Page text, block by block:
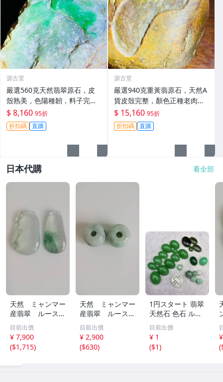
源古堂
嚴選560克天然翡翠原石，皮
殼熟美，色陽種韌，料子完
整，打燈更顯珍稀，空間寬闊
適合打造手鐲或掛件，絕佳收
藏選擇。 翡翠 翡翠原石 A貨翡
$ 8,160 95折
折扣碼 直購
源古堂
嚴選940克重黃翡原石，天然A
貨皮殼完整，顏色正種老肉
細，料子乾淨無裂，適合製作
手鐲或掛件，收藏佳。黃翡 翡
翠 原石
$ 15,160 95折
折扣碼 直購
日本代購 看全部
天然 ミャンマー
産翡翠 ルース
瓜 氷のように透
き通る 17ｘ8.5
ｘ2.4ｍｍ 3.5ct
と 17.6ｘ11
目前出價
¥ 7,900
($1,715)
天然 ミャンマー
産翡翠 ルース
18ｘ12.8ｍ
ｍ 40.5ct と
18.4ｘ13.3ｍｍ
43ct 注意事項
目前出價
¥ 2,900
($630)
1円スタート 翡翠
天然石 色石 ルー
ス まとめ 大量 ジ
ュエリー 宝石 総
重量約49.0g ヒス
イ HE0806ろ
目前出價
¥ 1
($1)
(